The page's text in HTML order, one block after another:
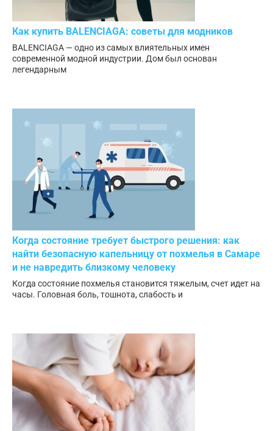
Как купить BALENCIAGA: советы для модников
BALENCIAGA — одно из самых влиятельных имен
современной модной индустрии. Дом был основан
легендарным
Когда состояние требует быстрого решения: как
найти безопасную капельницу от похмелья в Самаре
и не навредить близкому человеку
Когда состояние похмелья становится тяжелым, счет идет на
часы. Головная боль, тошнота, слабость и